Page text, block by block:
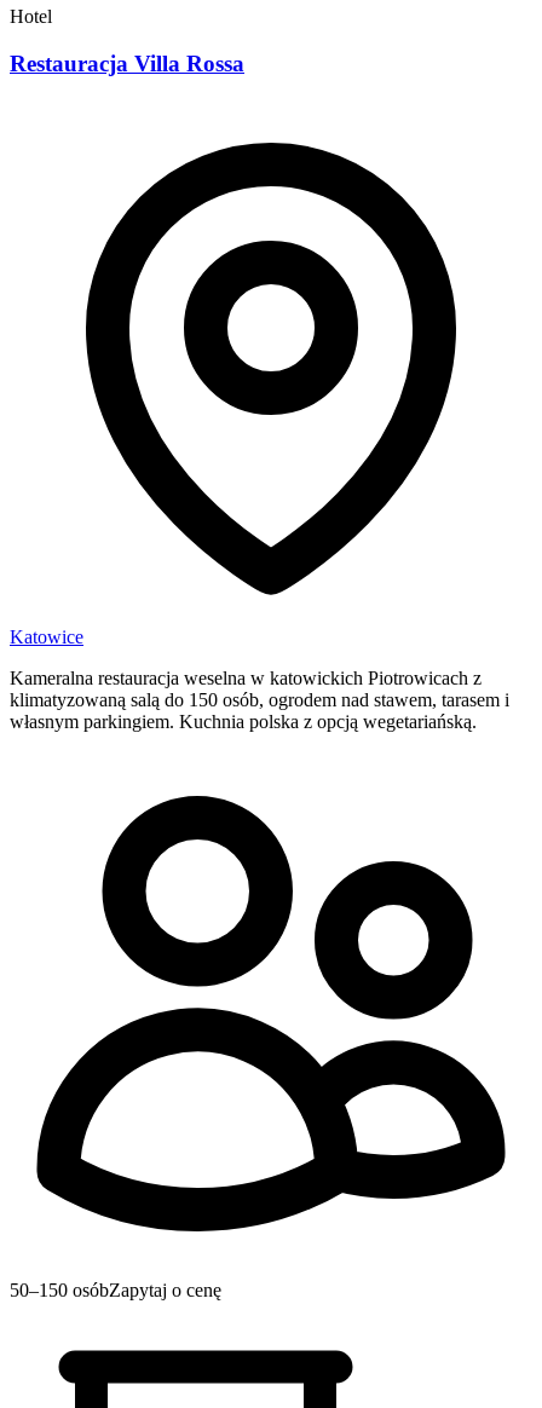
Hotel
Restauracja Villa Rossa
Katowice
Kameralna restauracja weselna w katowickich Piotrowicach z
klimatyzowaną salą do 150 osób, ogrodem nad stawem, tarasem i
własnym parkingiem. Kuchnia polska z opcją wegetariańską.
50–150 osóbZapytaj o cenę